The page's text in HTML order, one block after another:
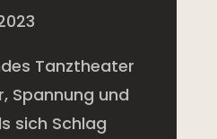
Tanztheater
Spannung und
sich Schlag